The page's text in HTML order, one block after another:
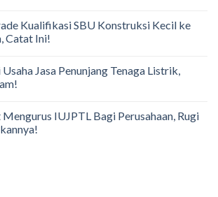
Kualifikasi SBU Konstruksi Kecil ke
Catat Ini!
Jasa Penunjang Tenaga Listrik,
IUJPTL Bagi Perusahaan, Rugi